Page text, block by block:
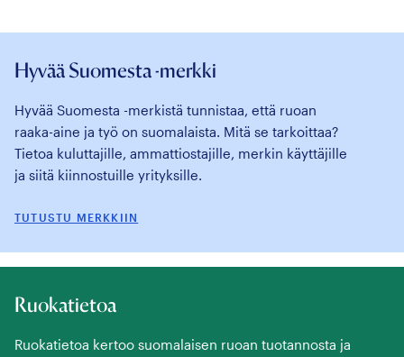
Hyvää Suomesta -merkki
Hyvää Suomesta -merkistä tunnistaa, että ruoan
raaka-aine ja työ on suomalaista. Mitä se tarkoittaa?
Tietoa kuluttajille, ammattiostajille, merkin käyttäjille
ja siitä kiinnostuille yrityksille.
TUTUSTU MERKKIIN
Ruokatietoa
Ruokatietoa kertoo suomalaisen ruoan tuotannosta ja